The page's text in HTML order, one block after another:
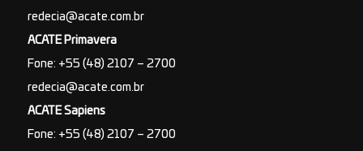
redecia@acate.com.br
ACATE Primavera
Fone: +55 (48) 2107 – 2700
redecia@acate.com.br
ACATE Sapiens
Fone: +55 (48) 2107 – 2700